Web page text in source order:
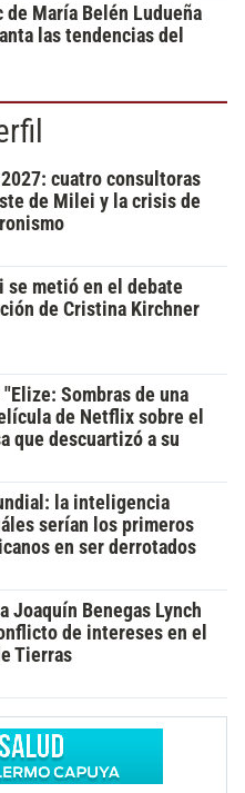
de María Belén Ludueña
las tendencias del
cuatro consultoras
de Milei y la crisis de
se metió en el debate
de Cristina Kirchner
Sombras de una
de Netflix sobre el
que descuartizó a su
la inteligencia
serían los primeros
en ser derrotados
Joaquín Benegas Lynch
de intereses en el
Tierras